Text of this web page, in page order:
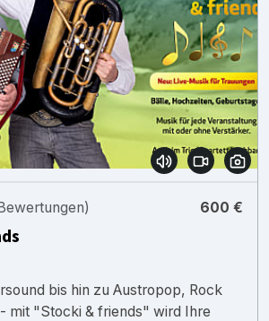
600 €
bis hin zu Austropop, Rock
mit "Stocki & friends" wird Ihre